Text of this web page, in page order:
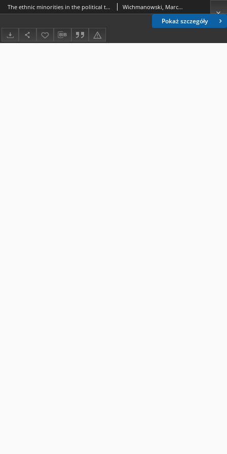
Pokaż szczegóły
The ethnic minorities in the political thought of Polish Peasant Party (Polskie Stronnictwo Ludowe) "Piast" and Wincenty Witos Wichmanowski, Marcin